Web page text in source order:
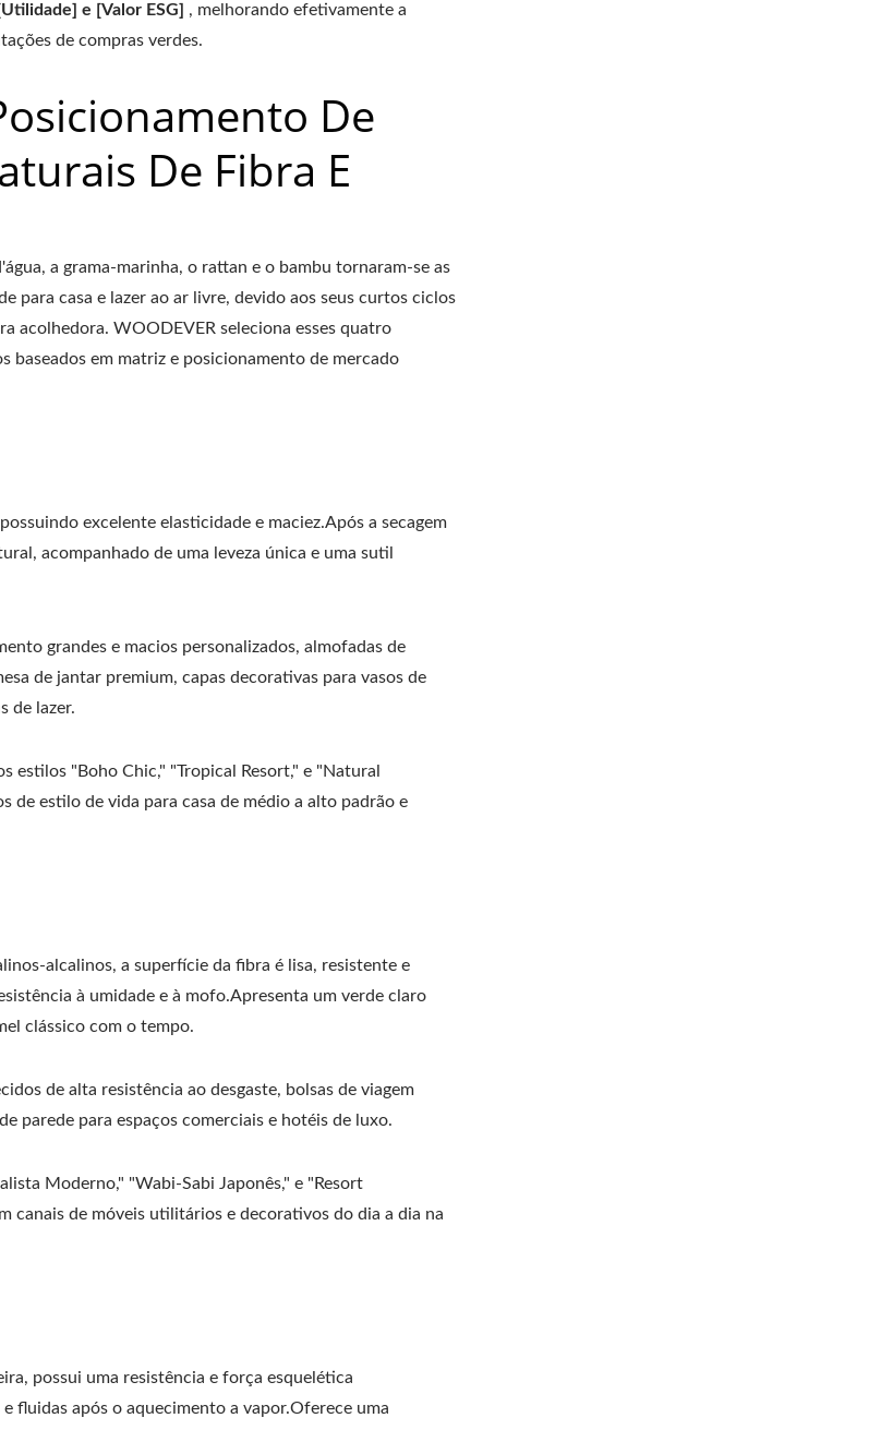
e [Valor ESG] , melhorando efetivamente a
de compras verdes.
De
De Fibra E
a grama-marinha, o rattan e o bambu tornaram-se as
para casa e lazer ao ar livre, devido aos seus curtos ciclos
acolhedora. WOODEVER seleciona esses quatro
baseados em matriz e posicionamento de mercado
excelente elasticidade e maciez.Após a secagem
acompanhado de uma leveza única e uma sutil
grandes e macios personalizados, almofadas de
de jantar premium, capas decorativas para vasos de
de lazer.
estilos "Boho Chic," "Tropical Resort," e "Natural
de estilo de vida para casa de médio a alto padrão e
alcalinos, a superfície da fibra é lisa, resistente e
à umidade e à mofo.Apresenta um verde claro
clássico com o tempo.
de alta resistência ao desgaste, bolsas de viagem
parede para espaços comerciais e hotéis de luxo.
Moderno," "Wabi-Sabi Japonês," e "Resort
canais de móveis utilitários e decorativos do dia a dia na
possui uma resistência e força esquelética
fluidas após o aquecimento a vapor.Oferece uma